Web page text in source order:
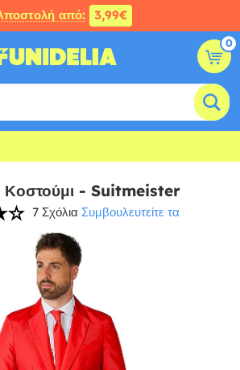
από: 3,99€
0
Κοστούμι - Suitmeister
7 Σχόλια Συμβουλευτείτε τα